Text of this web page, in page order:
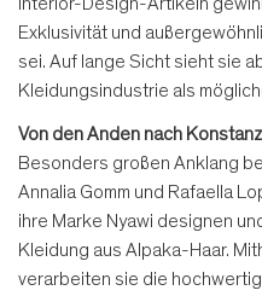
Exklusivität und
sei. Auf lange Sicht sieht sie
Kleidungsindustrie als
Von den Anden nach Konstanz
Besonders großen Anklang
Annalia Gomm und Rafaella
ihre Marke Nyawi designen
Kleidung aus Alpaka-Haar.
verarbeiten sie die